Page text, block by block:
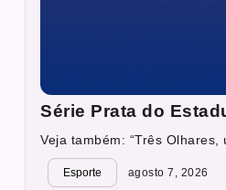
Série Prata do
Veja também: “Três
Esporte agosto 7, 2026